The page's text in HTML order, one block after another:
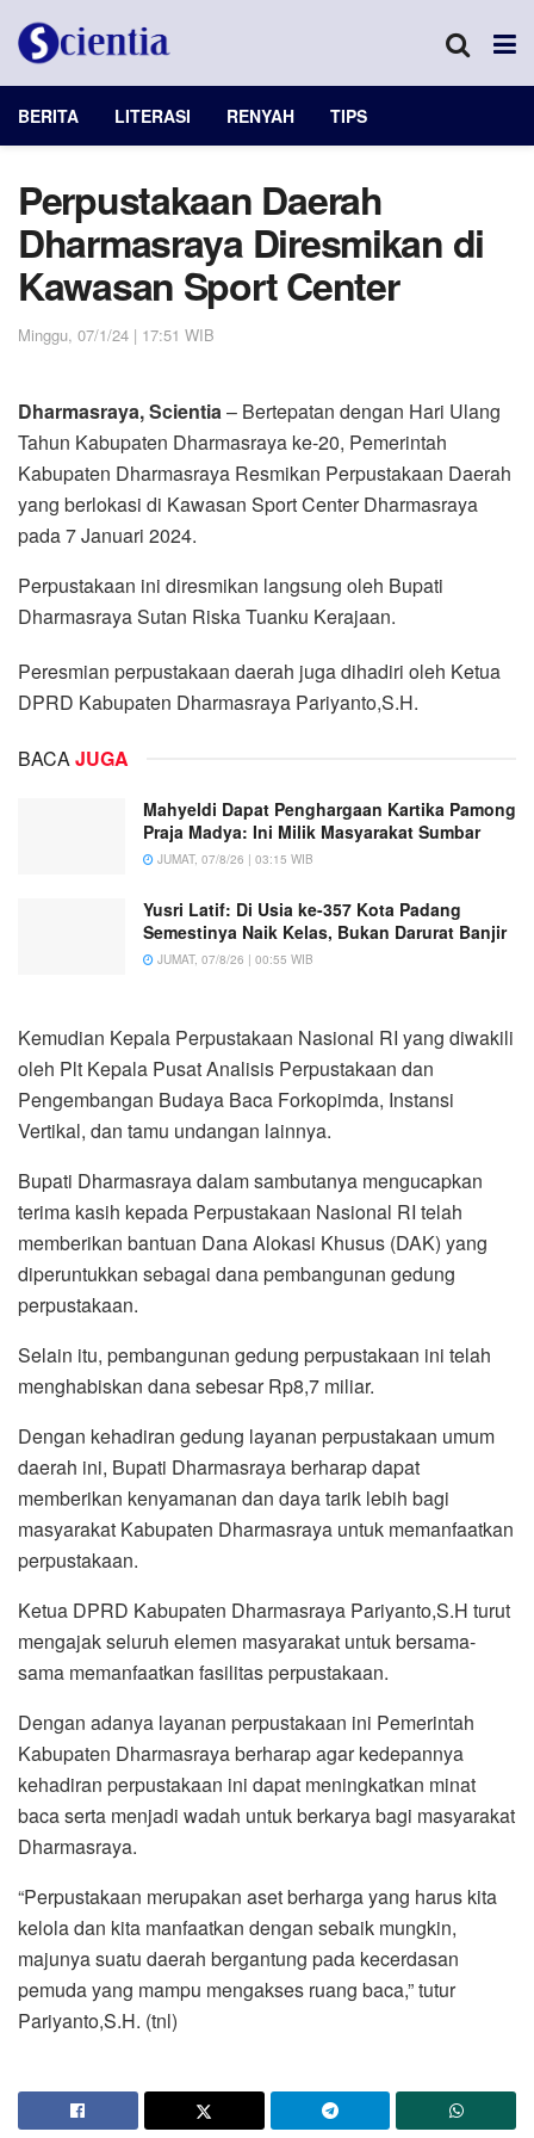
BERITA LITERASI RENYAH TIPS
Perpustakaan Daerah
Dharmasraya Diresmikan di
Kawasan Sport Center
Minggu, 07/1/24 | 17:51 WIB
Dharmasraya, Scientia– Bertepatan dengan Hari Ulang
Tahun Kabupaten Dharmasraya ke-20, Pemerintah
Kabupaten Dharmasraya Resmikan Perpustakaan Daerah
yang berlokasi di Kawasan Sport Center Dharmasraya
pada 7 Januari 2024.
Perpustakaan ini diresmikan langsung oleh Bupati
Dharmasraya Sutan Riska Tuanku Kerajaan.
Peresmian perpustakaan daerah juga dihadiri oleh Ketua
DPRD Kabupaten Dharmasraya Pariyanto,S.H.
BACAJUGA
Mahyeldi Dapat Penghargaan Kartika Pamong
Praja Madya: Ini Milik Masyarakat Sumbar
JUMAT, 07/8/26 | 03:15 WIB
Yusri Latif: Di Usia ke-357 Kota Padang
Semestinya Naik Kelas, Bukan Darurat Banjir
JUMAT, 07/8/26 | 00:55 WIB
Kemudian Kepala Perpustakaan Nasional RI yang diwakili
oleh Plt Kepala Pusat Analisis Perpustakaan dan
Pengembangan Budaya Baca Forkopimda, Instansi
Vertikal, dan tamu undangan lainnya.
Bupati Dharmasraya dalam sambutanya mengucapkan
terima kasih kepada Perpustakaan Nasional RI telah
memberikan bantuan Dana Alokasi Khusus (DAK) yang
diperuntukkan sebagai dana pembangunan gedung
perpustakaan.
Selain itu, pembangunan gedung perpustakaan ini telah
menghabiskan dana sebesar Rp8,7 miliar.
Dengan kehadiran gedung layanan perpustakaan umum
daerah ini, Bupati Dharmasraya berharap dapat
memberikan kenyamanan dan daya tarik lebih bagi
masyarakat Kabupaten Dharmasraya untuk memanfaatkan
perpustakaan.
Ketua DPRD Kabupaten Dharmasraya Pariyanto,S.H turut
mengajak seluruh elemen masyarakat untuk bersama-
sama memanfaatkan fasilitas perpustakaan.
Dengan adanya layanan perpustakaan ini Pemerintah
Kabupaten Dharmasraya berharap agar kedepannya
kehadiran perpustakaan ini dapat meningkatkan minat
baca serta menjadi wadah untuk berkarya bagi masyarakat
Dharmasraya.
“Perpustakaan merupakan aset berharga yang harus kita
kelola dan kita manfaatkan dengan sebaik mungkin,
majunya suatu daerah bergantung pada kecerdasan
pemuda yang mampu mengakses ruang baca,” tutur
Pariyanto,S.H. (tnl)